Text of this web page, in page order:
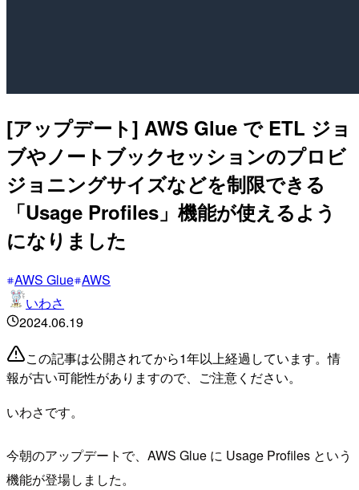
[アップデート] AWS Glue で ETL ジョ
ブやノートブックセッションのプロビ
ジョニングサイズなどを制限できる
「Usage Profiles」機能が使えるよう
になりました
AWS Glue AWS
いわさ
2024.06.19
この記事は公開されてから1年以上経過しています。情
報が古い可能性がありますので、ご注意ください。
いわさです。
今朝のアップデートで、AWS Glue に Usage Profiles という
機能が登場しました。